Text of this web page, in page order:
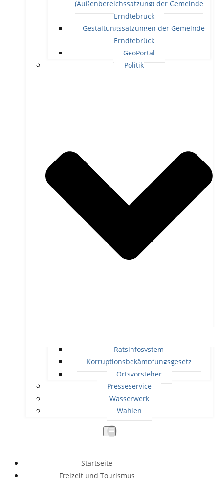
(Außenbereichssatzung) der Gemeinde
Erndtebrück
Gestaltungssatzungen der Gemeinde
Erndtebrück
GeoPortal
Politik
Ratsinfosystem
Korruptionsbekämpfungsgesetz
Ortsvorsteher
Presseservice
Wasserwerk
Wahlen
Startseite
Freizeit und Tourismus